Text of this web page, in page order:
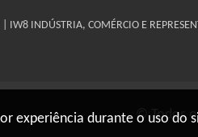
experiência durante o uso do
INDÚSTRIA, COMÉRCIO E
© Todos